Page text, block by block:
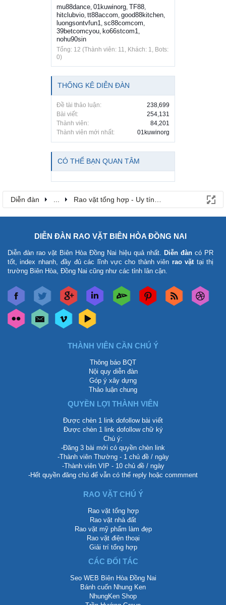
mu88dance 01kuwinorg TF88
hitclubvio tt88accom good88kitchen
luongsontvfun1 sc88comcom
39betcomcyou ko66stcom1
nohu90sin
Tổng: 12 (Thành viên: 11, Khách: 1, Bots:
0)
THỐNG KÊ DIỄN ĐÀN
Đề tài thảo luận:
238,699
Bài viết:
254,131
Thành viên:
84,201
Thành viên mới nhất:
01kuwinorg
CÓ THỂ BẠN QUAN TÂM
Diễn đàn Rao vặt tổng hợp - Uy tín - Miễn phí
DIỄN ĐÀN RAO VẶT BIÊN HÒA ĐỒNG NAI
Diễn đàn rao vặt Biên Hòa Đồng Nai hiệu quả nhất. Diễn đàn có PR
tốt, index nhanh, đầy đủ các lĩnh vực cho thành viên rao vặt tại thị
trường Biên Hòa, Đồng Nai cũng như các tỉnh lân cận.
THÀNH VIÊN CẦN CHÚ Ý
Thông báo BQT
Nội quy diễn đàn
Góp ý xây dựng
Thảo luận chung
QUYỀN LỢI THÀNH VIÊN
Được chèn 1 link dofollow bài viết
Được chèn 1 link dofollow chữ ký
Chú ý:
-Đăng 3 bài mới có quyền chèn link
-Thành viên Thường - 1 chủ đề / ngày
-Thành viên VIP - 10 chủ đề / ngày
-Hết quyền đăng chủ để vẫn có thể reply hoặc commment
RAO VẶT CHÚ Ý
Rao vặt tổng hợp
Rao vặt nhà đất
Rao vặt mỹ phẩm làm đẹp
Rao vặt điện thoại
Giải trí tổng hợp
CÁC ĐỐI TÁC
Seo WEB Biên Hòa Đồng Nai
Bánh cuốn Nhung Ken
NhungKen Shop